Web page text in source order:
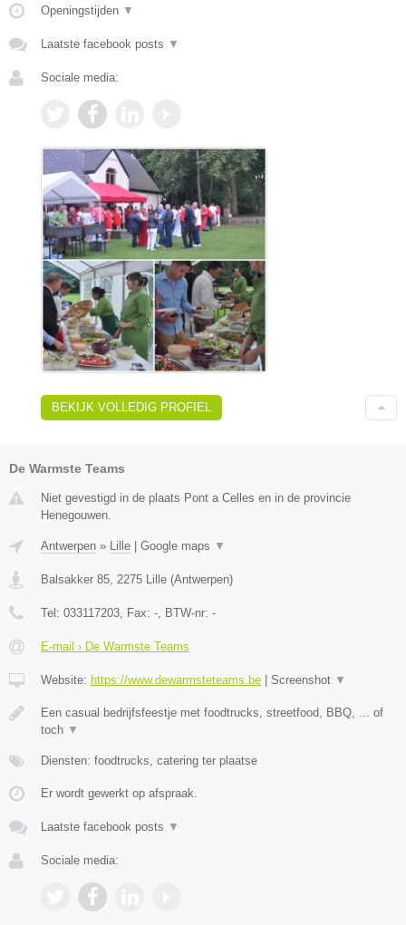
Openingstijden ▼
Laatste facebook posts ▼
Sociale media:
BEKIJK VOLLEDIG PROFIEL
De Warmste Teams
Niet gevestigd in de plaats Pont a Celles en in de provincie
Henegouwen.
Antwerpen » Lille Google maps ▼
Balsakker 85, 2275 Lille (Antwerpen)
Tel: 033117203, Fax: -, BTW-nr: -
E-mail › De Warmste Teams
Website: https://www.dewarmsteteams.be Screenshot ▼
Een casual bedrijfsfeestje met foodtrucks, streetfood, BBQ, ... of
toch ▼
Diensten: foodtrucks, catering ter plaatse
Er wordt gewerkt op afspraak.
Laatste facebook posts ▼
Sociale media: